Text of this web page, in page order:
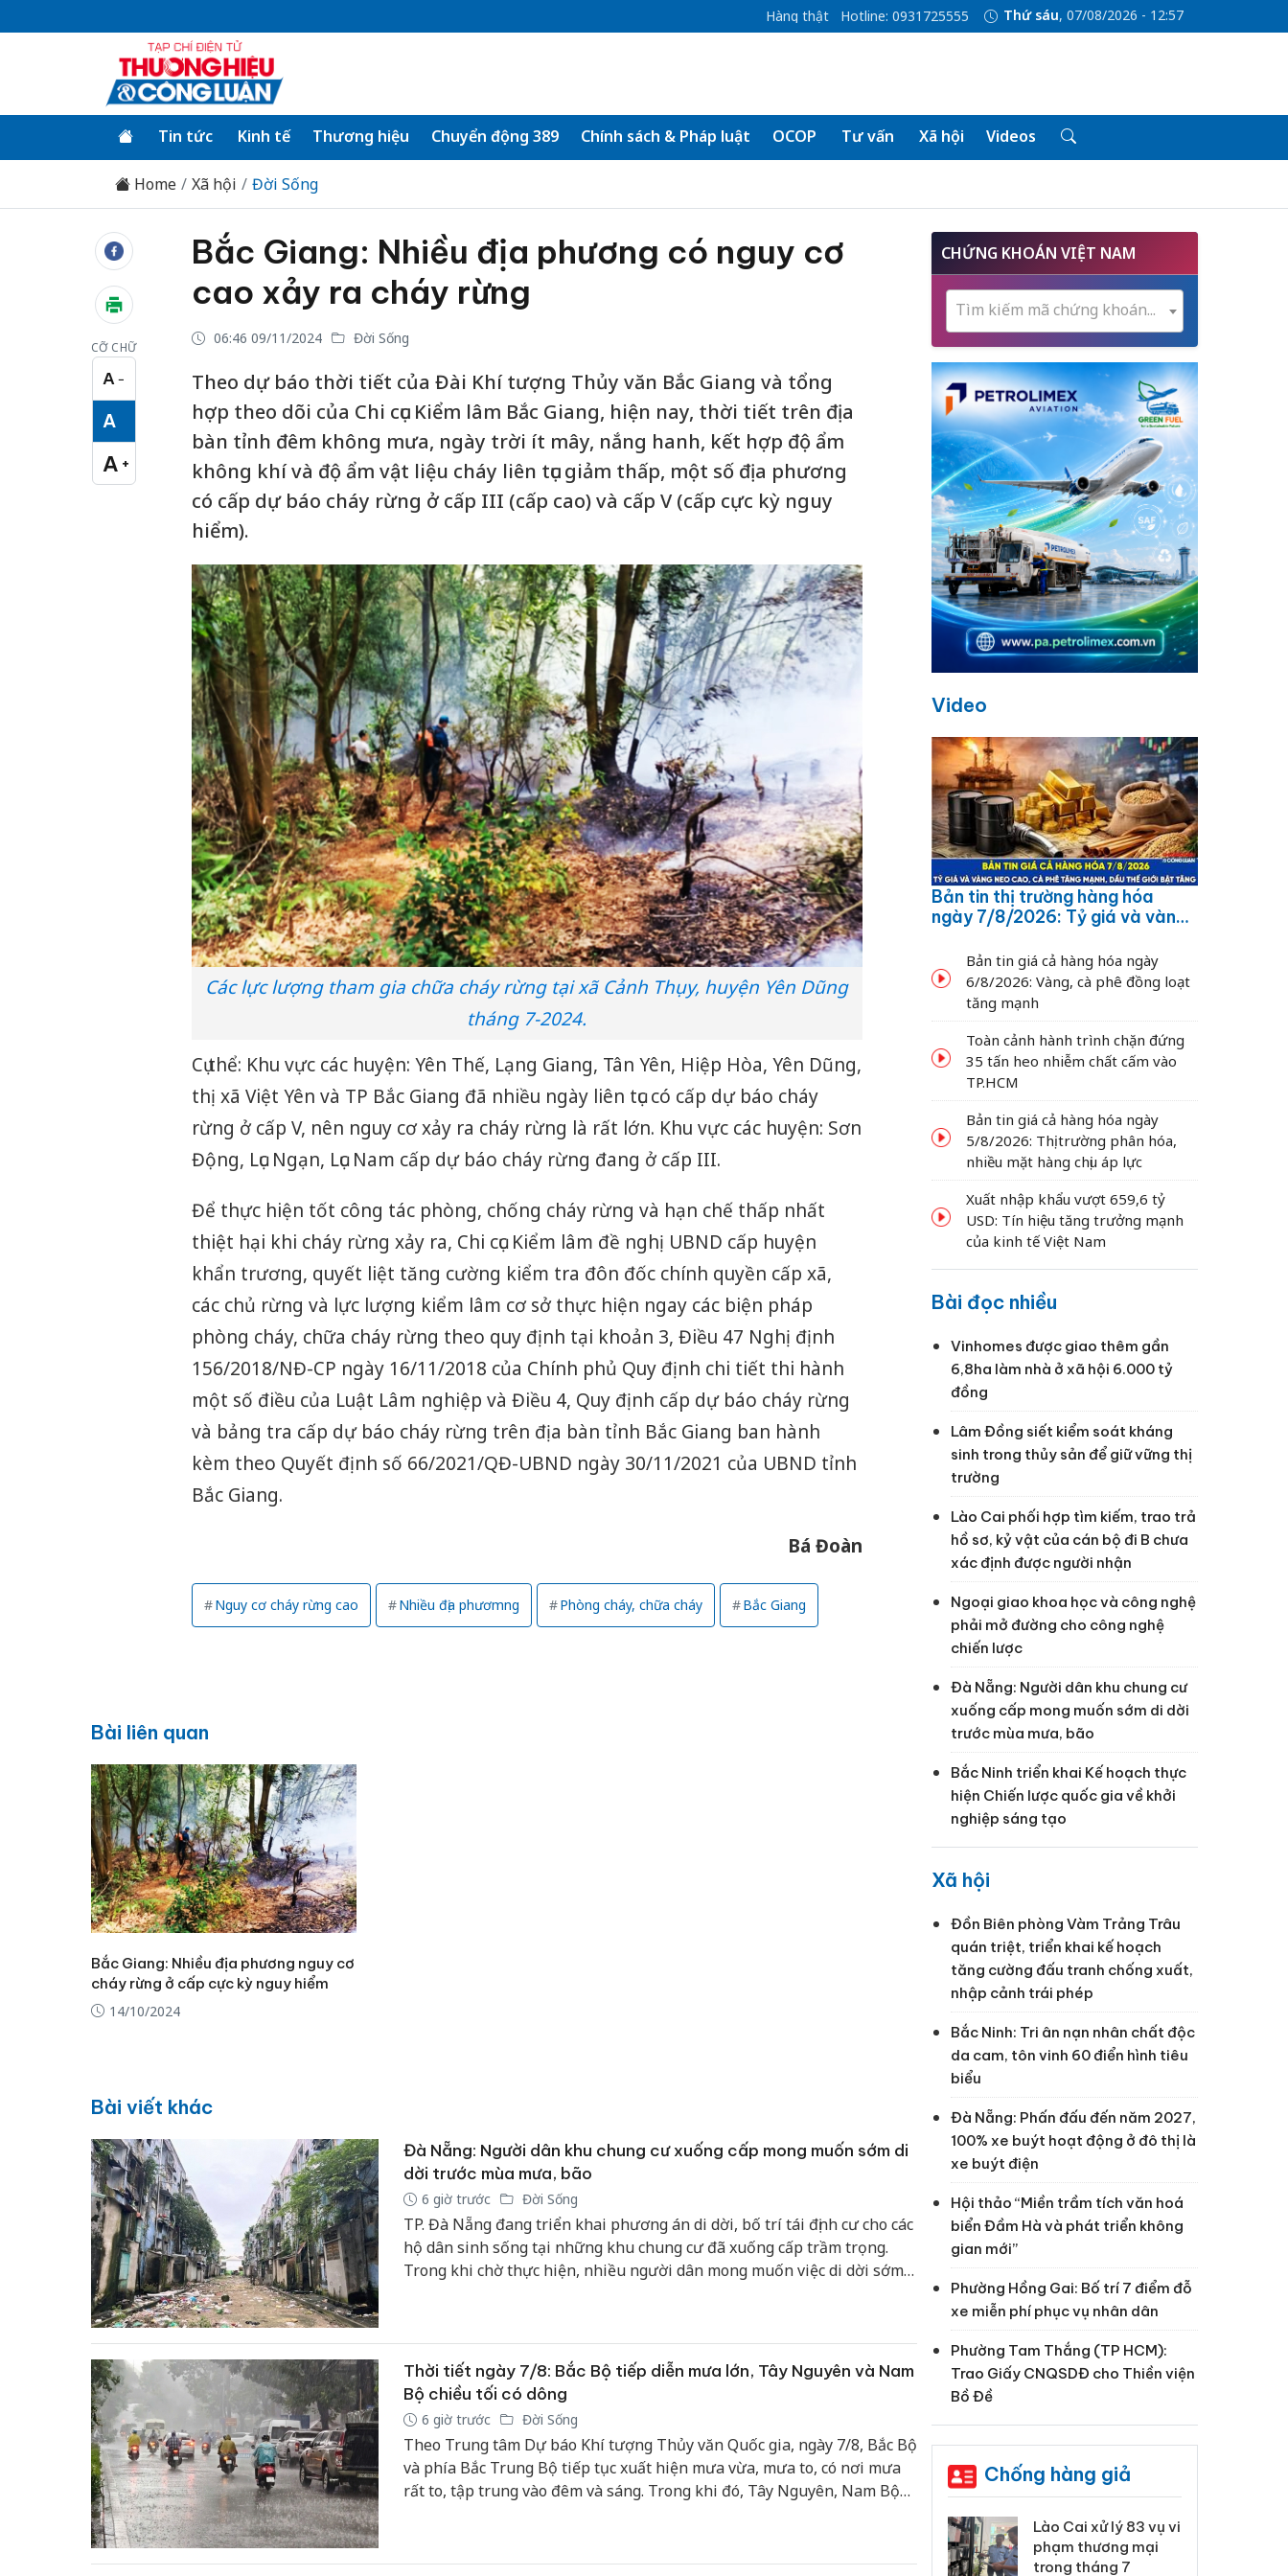
Hàng thật Hotline: 0931725555 Thứ sáu, 07/08/2026 - 12:58
Tin tức Kinh tế Thương hiệu Chuyển động 389 Chính sách & Pháp luật OCOP Tư vấn Xã hội Videos
Home Xã hội Đời Sống
CỠ CHỮ
A −
Cỡ chữ nhỏ
A
Cỡ chữ vừa
A +
Cỡ chữ lớn
Bắc Giang: Nhiều địa phương có nguy cơ
cao xảy ra cháy rừng
06:46 09/11/2024 Đời Sống
Theo dự báo thời tiết của Đài Khí tượng Thủy văn Bắc Giang và tổng
hợp theo dõi của Chi cục Kiểm lâm Bắc Giang, hiện nay, thời tiết trên địa
bàn tỉnh đêm không mưa, ngày trời ít mây, nắng hanh, kết hợp độ ẩm
không khí và độ ẩm vật liệu cháy liên tục giảm thấp, một số địa phương
có cấp dự báo cháy rừng ở cấp III (cấp cao) và cấp V (cấp cực kỳ nguy
hiểm).
Các lực lượng tham gia chữa cháy rừng tại xã Cảnh Thụy, huyện Yên Dũng
tháng 7-2024.
Cụ thể: Khu vực các huyện: Yên Thế, Lạng Giang, Tân Yên, Hiệp Hòa, Yên Dũng,
thị xã Việt Yên và TP Bắc Giang đã nhiều ngày liên tục có cấp dự báo cháy
rừng ở cấp V, nên nguy cơ xảy ra cháy rừng là rất lớn. Khu vực các huyện: Sơn
Động, Lục Ngạn, Lục Nam cấp dự báo cháy rừng đang ở cấp III.
Để thực hiện tốt công tác phòng, chống cháy rừng và hạn chế thấp nhất
thiệt hại khi cháy rừng xảy ra, Chi cục Kiểm lâm đề nghị UBND cấp huyện
khẩn trương, quyết liệt tăng cường kiểm tra đôn đốc chính quyền cấp xã,
các chủ rừng và lực lượng kiểm lâm cơ sở thực hiện ngay các biện pháp
phòng cháy, chữa cháy rừng theo quy định tại khoản 3, Điều 47 Nghị định
156/2018/NĐ-CP ngày 16/11/2018 của Chính phủ Quy định chi tiết thi hành
một số điều của Luật Lâm nghiệp và Điều 4, Quy định cấp dự báo cháy rừng
và bảng tra cấp dự báo cháy rừng trên địa bàn tỉnh Bắc Giang ban hành
kèm theo Quyết định số 66/2021/QĐ-UBND ngày 30/11/2021 của UBND tỉnh
Bắc Giang.
Bá Đoàn
Nguy cơ cháy rừng cao Nhiều địa phươmng Phòng cháy, chữa cháy Bắc Giang
Bài liên quan
Bắc Giang: Nhiều địa phương nguy cơ
cháy rừng ở cấp cực kỳ nguy hiểm
14/10/2024
Bài viết khác
Đà Nẵng: Người dân khu chung cư xuống cấp mong muốn sớm di
dời trước mùa mưa, bão
6 giờ trước Đời Sống
TP. Đà Nẵng đang triển khai phương án di dời, bố trí tái định cư cho các
hộ dân sinh sống tại những khu chung cư đã xuống cấp trầm trọng.
Trong khi chờ thực hiện, nhiều người dân mong muốn việc di dời sớm
Thời tiết ngày 7/8: Bắc Bộ tiếp diễn mưa lớn, Tây Nguyên và Nam
Bộ chiều tối có dông
6 giờ trước Đời Sống
Theo Trung tâm Dự báo Khí tượng Thủy văn Quốc gia, ngày 7/8, Bắc Bộ
và phía Bắc Trung Bộ tiếp tục xuất hiện mưa vừa, mưa to, có nơi mưa
rất to, tập trung vào đêm và sáng. Trong khi đó, Tây Nguyên, Nam Bộ
CHỨNG KHOÁN VIỆT NAM
Tìm kiếm mã chứng khoán...
Video
Bản tin thị trường hàng hóa
ngày 7/8/2026: Tỷ giá và vàng
dầu thế giới bật tăng
Bản tin giá cả hàng hóa ngày
6/8/2026: Vàng, cà phê đồng loạt
tăng mạnh
Toàn cảnh hành trình chặn đứng
35 tấn heo nhiễm chất cấm vào
TP.HCM
Bản tin giá cả hàng hóa ngày
5/8/2026: Thị trường phân hóa,
nhiều mặt hàng chịu áp lực
Xuất nhập khẩu vượt 659,6 tỷ
USD: Tín hiệu tăng trưởng mạnh
của kinh tế Việt Nam
Bài đọc nhiều
Vinhomes được giao thêm gần
6,8ha làm nhà ở xã hội 6.000 tỷ
đồng
Lâm Đồng siết kiểm soát kháng
sinh trong thủy sản để giữ vững thị
trường
Lào Cai phối hợp tìm kiếm, trao trả
hồ sơ, kỷ vật của cán bộ đi B chưa
xác định được người nhận
Ngoại giao khoa học và công nghệ
phải mở đường cho công nghệ
chiến lược
Đà Nẵng: Người dân khu chung cư
xuống cấp mong muốn sớm di dời
trước mùa mưa, bão
Bắc Ninh triển khai Kế hoạch thực
hiện Chiến lược quốc gia về khởi
nghiệp sáng tạo
Xã hội
Đồn Biên phòng Vàm Trảng Trâu
quán triệt, triển khai kế hoạch
tăng cường đấu tranh chống xuất,
nhập cảnh trái phép
Bắc Ninh: Tri ân nạn nhân chất độc
da cam, tôn vinh 60 điển hình tiêu
biểu
Đà Nẵng: Phấn đấu đến năm 2027,
100% xe buýt hoạt động ở đô thị là
xe buýt điện
Hội thảo “Miền trầm tích văn hoá
biển Đầm Hà và phát triển không
gian mới”
Phường Hồng Gai: Bố trí 7 điểm đỗ
xe miễn phí phục vụ nhân dân
Phường Tam Thắng (TP HCM):
Trao Giấy CNQSDĐ cho Thiền viện
Bồ Đề
Chống hàng giả
án sản xuất, buôn
Lào Cai xử lý 83 vụ vi
phạm thương mại
trong tháng 7